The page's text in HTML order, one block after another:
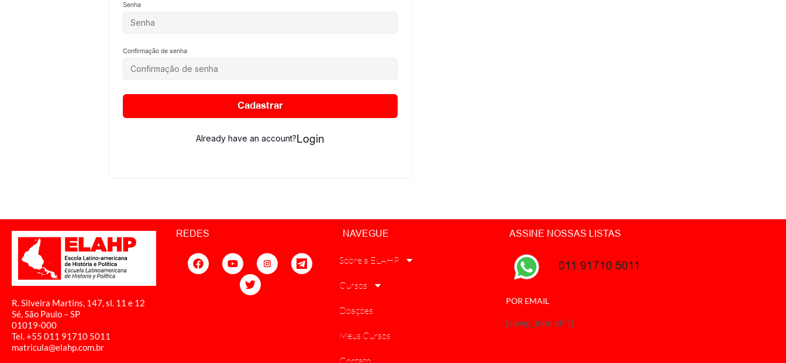
Senha
Confirmação de senha
Cadastrar
Already have an account?Login
R. Silveira Martins, 147, sl. 11 e 12
Sé, São Paulo – SP
01019-000
Tel. +55 011 91710 5011
matricula@elahp.com.br
REDES NAVEGUE
Sobre a ELAHP
Cursos
Doações
Meus Cursos
Contato
ASSINE NOSSAS LISTAS
011 91710 5011
POR EMAIL
[sibwp_form id=1]